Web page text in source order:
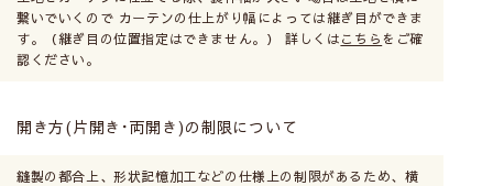
繋いでいくので カーテンの仕上がり幅によっては継ぎ目ができま
す。（継ぎ目の位置指定はできません。） 詳しくはこちら をご確
認ください。
開き方(片開き･両開き)の制限について
縫製の都合上、形状記憶加工などの仕様上の制限があるため、横